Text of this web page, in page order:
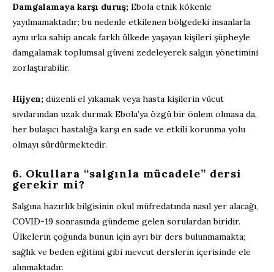
Damgalamaya karşı duruş; Ebola etnik kökenle
yayılmamaktadır; bu nedenle etkilenen bölgedeki insanlarla
aynı ırka sahip ancak farklı ülkede yaşayan kişileri şüpheyle
damgalamak toplumsal güveni zedeleyerek salgın yönetimini
zorlaştırabilir.
Hijyen; düzenli el yıkamak veya hasta kişilerin vücut
sıvılarından uzak durmak Ebola’ya özgü bir önlem olmasa da,
her bulaşıcı hastalığa karşı en sade ve etkili korunma yolu
olmayı sürdürmektedir.
6. Okullara “salgınla mücadele” dersi
gerekir mi?
Salgına hazırlık bilgisinin okul müfredatında nasıl yer alacağı,
COVID-19 sonrasında gündeme gelen sorulardan biridir.
Ülkelerin çoğunda bunun için ayrı bir dersbulunmamakta;
sağlık ve beden eğitimi gibi mevcut derslerin içerisinde ele
alınmaktadır.